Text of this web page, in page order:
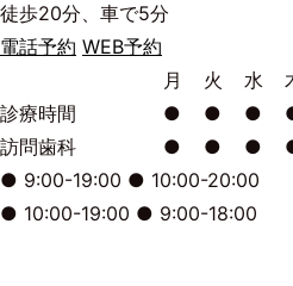
徒歩20分、車で5分
電話予約 WEB予約
月
火 水
診療時間
● ● ●
訪問歯科
● ● ●
● 9:00-19:00 ● 10:00-20:00
● 10:00-19:00 ● 9:00-18:00